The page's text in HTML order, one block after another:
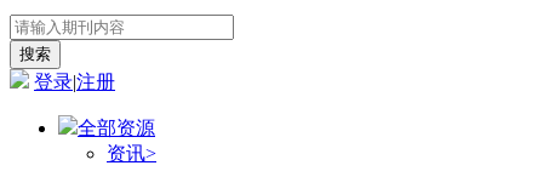
登录|注册
全部资源
资讯>